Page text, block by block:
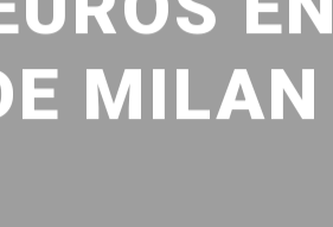
MILAN